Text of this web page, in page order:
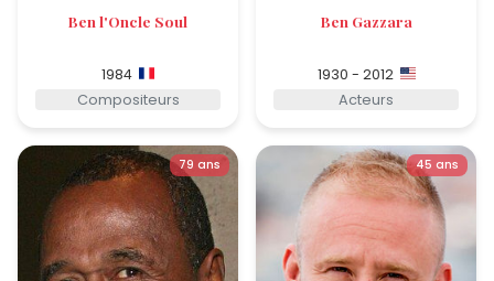
Ben l'Oncle Soul
1984
Compositeurs
Ben Gazzara
1930 - 2012
Acteurs
79 ans 45 ans